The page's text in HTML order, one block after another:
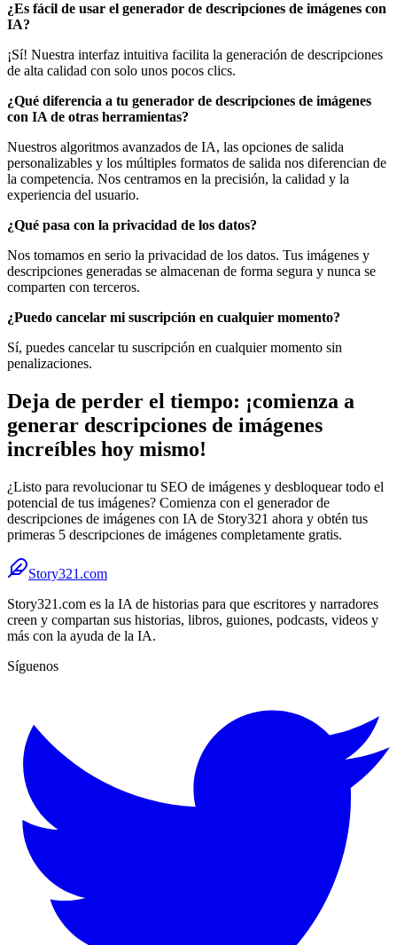
¿Es fácil de usar el generador de descripciones de imágenes con
IA?
¡Sí! Nuestra interfaz intuitiva facilita la generación de descripciones
de alta calidad con solo unos pocos clics.
¿Qué diferencia a tu generador de descripciones de imágenes
con IA de otras herramientas?
Nuestros algoritmos avanzados de IA, las opciones de salida
personalizables y los múltiples formatos de salida nos diferencian de
la competencia. Nos centramos en la precisión, la calidad y la
experiencia del usuario.
¿Qué pasa con la privacidad de los datos?
Nos tomamos en serio la privacidad de los datos. Tus imágenes y
descripciones generadas se almacenan de forma segura y nunca se
comparten con terceros.
¿Puedo cancelar mi suscripción en cualquier momento?
Sí, puedes cancelar tu suscripción en cualquier momento sin
penalizaciones.
Deja de perder el tiempo: ¡comienza a
generar descripciones de imágenes
increíbles hoy mismo!
¿Listo para revolucionar tu SEO de imágenes y desbloquear todo el
potencial de tus imágenes? Comienza con el generador de
descripciones de imágenes con IA de Story321 ahora y obtén tus
primeras 5 descripciones de imágenes completamente gratis.
Story321.com
Story321.com es la IA de historias para que escritores y narradores
creen y compartan sus historias, libros, guiones, podcasts, videos y
más con la ayuda de la IA.
Síguenos